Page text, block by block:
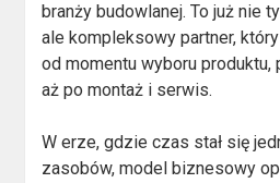
branży budowlanej. To już nie
ale kompleksowy partner,
od momentu wyboru
aż po montaż i serwis.
W erze, gdzie czas stał się
zasobów, model biznesowy